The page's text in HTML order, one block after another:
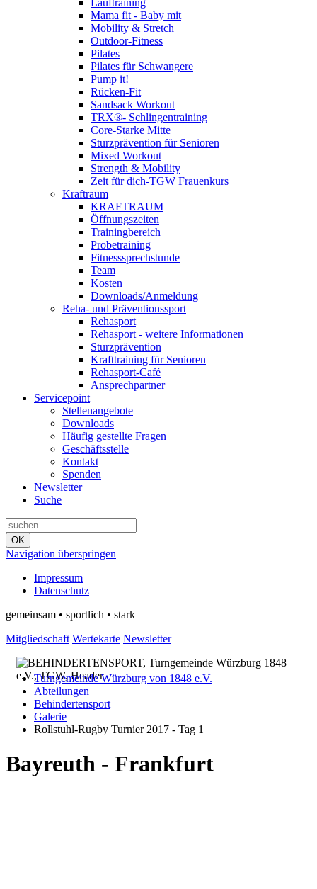
Lauftraining
Mama fit - Baby mit
Mobility & Stretch
Outdoor-Fitness
Pilates
Pilates für Schwangere
Pump it!
Rücken-Fit
Sandsack Workout
TRX®- Schlingentraining
Core-Starke Mitte
Sturzprävention für Senioren
Mixed Workout
Strength & Mobility
Zeit für dich-TGW Frauenkurs
Kraftraum
KRAFTRAUM
Öffnungszeiten
Trainingbereich
Probetraining
Fitnesssprechstunde
Team
Kosten
Downloads/Anmeldung
Reha- und Präventionssport
Rehasport
Rehasport - weitere Informationen
Sturzprävention
Krafttraining für Senioren
Rehasport-Café
Ansprechpartner
Servicepoint
Stellenangebote
Downloads
Häufig gestellte Fragen
Geschäftsstelle
Kontakt
Spenden
Newsletter
Suche
OK
Navigation überspringen
Impressum
Datenschutz
gemeinsam • sportlich • stark
Mitgliedschaft Wertekarte Newsletter
Turngemeinde Würzburg von 1848 e.V.
Abteilungen
Behindertensport
Galerie
Rollstuhl-Rugby Turnier 2017 - Tag 1
Bayreuth - Frankfurt